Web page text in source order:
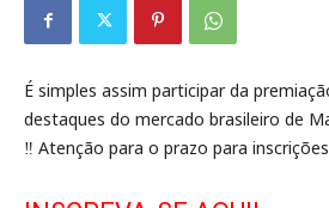
É simples assim participar da
destaques do mercado brasileiro de
‼ Atenção para o prazo para